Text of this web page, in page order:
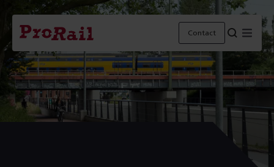
Navigatie
Homepage
ProRail
Contact Menu